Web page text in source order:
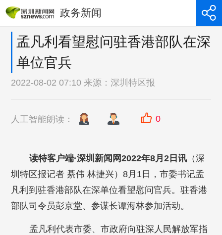
政务新闻
孟凡利看望慰问驻香港部队在深
单位官兵
2022-08-02 07:10 来源：深圳特区报
人工智能朗读： 0
读特客户端·深圳新闻网2022年8月2日讯（深
圳特区报记者 綦伟 林捷兴）8月1日，市委书记孟
凡利到驻香港部队在深单位看望慰问官兵。驻香港
部队司令员彭京堂、参谋长谭海林参加活动。
孟凡利代表市委、市政府向驻深人民解放军指